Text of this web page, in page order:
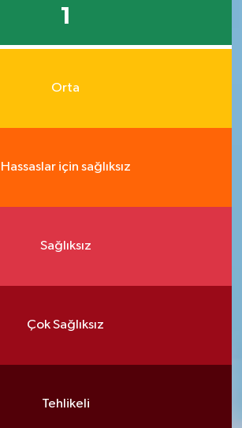
1
Orta
Hassaslar için sağlıksız
Sağlıksız
Çok Sağlıksız
Tehlikeli